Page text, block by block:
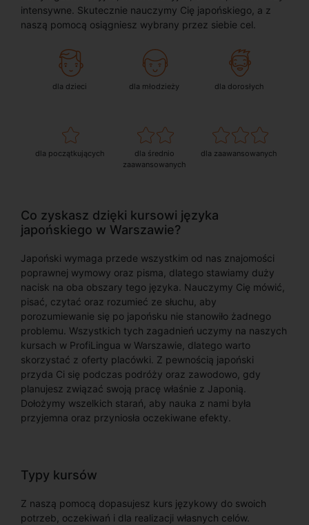
intensywne. Skutecznie nauczymy Cię japońskiego, a z
naszą pomocą osiągniesz wybrany przez siebie cel.
dla dzieci dla młodzieży dla dorosłych
dla początkujących
dla średnio
zaawansowanych
dla zaawansowanych
Co zyskasz dzięki kursowi języka
japońskiego w Warszawie?
Japoński wymaga przede wszystkim od nas znajomości
poprawnej wymowy oraz pisma, dlatego stawiamy duży
nacisk na oba obszary tego języka. Nauczymy Cię mówić,
pisać, czytać oraz rozumieć ze słuchu, aby
porozumiewanie się po japońsku nie stanowiło żadnego
problemu. Wszystkich tych zagadnień uczymy na naszych
kursach w ProfiLingua w Warszawie, dlatego warto
skorzystać z oferty placówki. Z pewnością japoński
przyda Ci się podczas podróży oraz zawodowo, gdy
planujesz związać swoją pracę właśnie z Japonią.
Dołożymy wszelkich starań, aby nauka z nami była
przyjemna oraz przyniosła oczekiwane efekty.
Typy kursów
Z naszą pomocą dopasujesz kurs językowy do swoich
potrzeb, oczekiwań i dla realizacji własnych celów.